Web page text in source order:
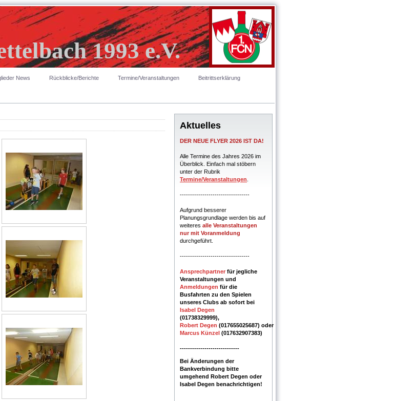
1993 e.V.
News Rückblicke/Berichte Termine/Veranstaltungen Beitrittserklärung
Aktuelles
DER NEUE FLYER 2026 IST DA!
Alle Termine des Jahres 2026 im
Überblick. Einfach mal stöbern
unter der Rubrik
Termine/Veranstaltungen
----------------------------------
Aufgrund besserer
Planungsgrundlage werden bis auf
weiteres alle Veranstaltungen
nur mit Voranmeldung
durchgeführt.
----------------------------------
Ansprechpartner für jegliche
Veranstaltungen und
Anmeldungen für die
Busfahrten zu den Spielen
unseres Clubs ab sofort bei
Isabel Degen
(01738329999),
Robert Degen (017655025687) oder
Marcus Künzel (017632907383)
-----------------------------
Bei Änderungen der
Bankverbindung bitte
umgehend Robert Degen oder
Isabel Degen benachrichtigen!